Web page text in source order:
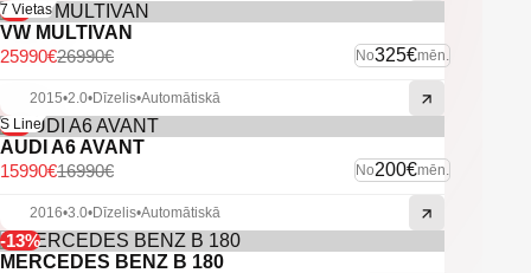
-4%
7 Vietas
VW MULTIVAN
No325€mēn.
26990€
25990€
2015•2.0•Dīzelis•Automātiskā
-6%
S Line
AUDI A6 AVANT
No200€mēn.
16990€
15990€
2016•3.0•Dīzelis•Automātiskā
-13%
MERCEDES BENZ B 180